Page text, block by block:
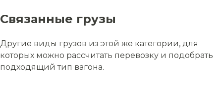
Связанные грузы
Другие виды грузов из этой же категории, для
которых можно рассчитать перевозку и подобрать
подходящий тип вагона.